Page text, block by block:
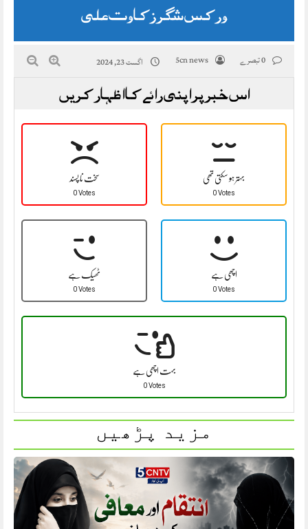
ورکس شگر زکاوت علی
5cn news اگست 23, 2024
اس خبر پر اپنی رائے کا اظہار کریں
سخت نا پسند
0 Votes
بہتر ہو سکتی تھی
0 Votes
ٹھیک ہے
0 Votes
اچھی ہے
0 Votes
بہت اچھی ہے
0 Votes
مزید پڑھیں